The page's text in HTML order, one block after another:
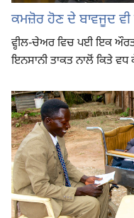
ਕਮਜ਼ੋਰ ਹੋਣ ਦੇ ਬਾਵਜੂਦ ਵੀ
ਵ੍ਹੀਲ-ਚੇਅਰ ਵਿਚ ਪਈ ਇਕ
ਇਨਸਾਨੀ ਤਾਕਤ ਨਾਲੋਂ ਕਿਤੇ ਵਧ